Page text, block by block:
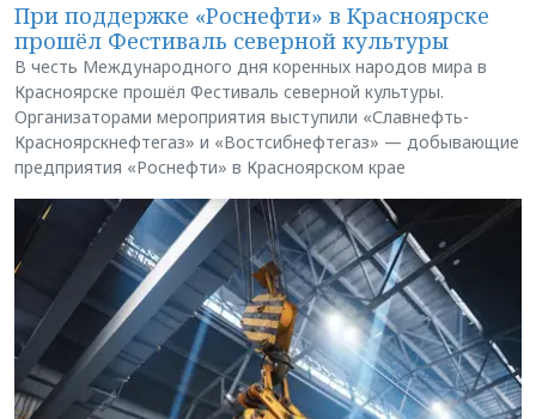
При поддержке «Роснефти» в Красноярске
прошёл Фестиваль северной культуры
В честь Международного дня коренных народов мира в
Красноярске прошёл Фестиваль северной культуры.
Организаторами мероприятия выступили «Славнефть-
Красноярскнефтегаз» и «Востсибнефтегаз» — добывающие
предприятия «Роснефти» в Красноярском крае